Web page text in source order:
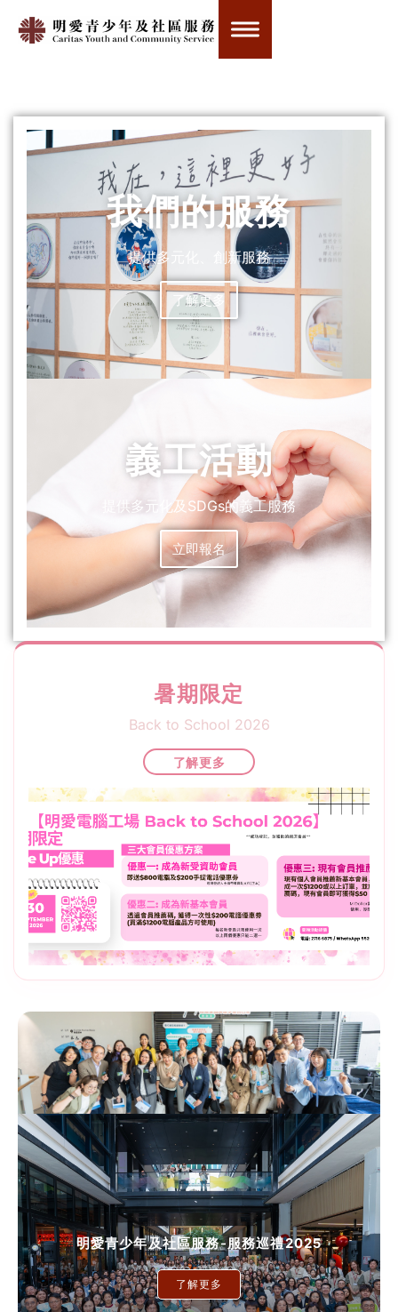
我們的服務
提供多元化、創新服務
了解更多
義工活動
提供多元化及SDGs的義工服務
立即報名
暑期限定
Back to School 2026
了解更多
明愛青少年及社區服務-服務巡禮2025
了解更多